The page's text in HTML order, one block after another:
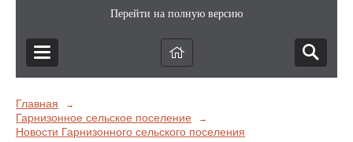
Перейти на полную версию
Главная →
Гарнизонное сельское поселение →
Новости Гарнизонного сельского поселения